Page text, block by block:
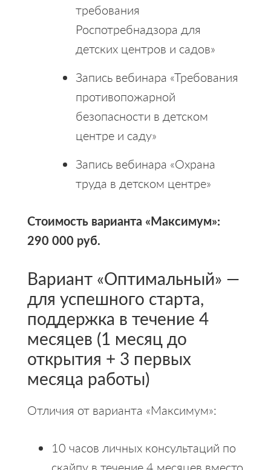
требования
Роспотребнадзора для
детских центров и садов»
Запись вебинара «Требования
противопожарной
безопасности в детском
центре и саду»
Запись вебинара «Охрана
труда в детском центре»
Стоимость варианта «Максимум»:
290 000 руб.
Вариант «Оптимальный» —
для успешного старта,
поддержка в течение 4
месяцев (1 месяц до
открытия + 3 первых
месяца работы)
Отличия от варианта «Максимум»:
10 часов личных консультаций по